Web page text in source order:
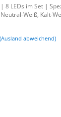
| 8 LEDs im Set |
​Weiß, Kalt-​
(Ausland abweichend)